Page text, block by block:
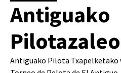
Antiguako
Antiguako Pilota Txapelketako